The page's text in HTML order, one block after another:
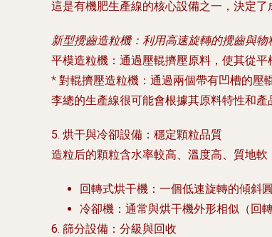
這是有機肥生產線的核心設備之一，決定
新型攪齒造粒機：利用高速旋轉的攪齒與物
平模造粒機 ：通過壓輥擠壓原料，使其從
* 對輥擠壓造粒機 ：通過兩個帶有凹槽的
李總的生產線很可能會根據其原料特性和產
5. 烘干與冷卻設備：穩定顆粒品質
造粒后的顆粒含水率較高、溫度高、質地軟
回轉式烘干機 ：一個低速旋轉的傾斜
冷卻機 ：通常與烘干機外形相似（回
6. 篩分設備：分級與回收